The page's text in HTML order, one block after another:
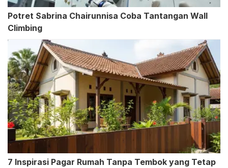
Potret Sabrina Chairunnisa Coba Tantangan Wall
Climbing
7 Inspirasi Pagar Rumah Tanpa Tembok yang Tetap